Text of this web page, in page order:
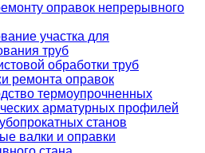
оправок непрерывного
участка для
труб
обработки труб
ремонта оправок
термоупрочненных
арматурных профилей
станов
валки и оправки